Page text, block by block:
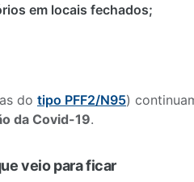
em locais fechados;
do tipo PFF2/N95)
da Covid-19.
veio para ficar